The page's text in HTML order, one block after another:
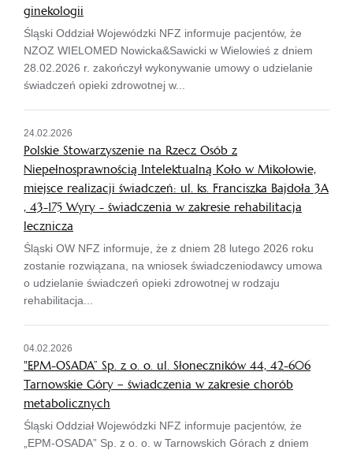
ginekologii
Śląski Oddział Wojewódzki NFZ informuje pacjentów, że
NZOZ WIELOMED Nowicka&Sawicki w Wielowieś z dniem
28.02.2026 r. zakończył wykonywanie umowy o udzielanie
świadczeń opieki zdrowotnej w...
24.02.2026
Polskie Stowarzyszenie na Rzecz Osób z
Niepełnosprawnością Intelektualną Koło w Mikołowie,
miejsce realizacji świadczeń: ul. ks. Franciszka Bajdoła 3A
, 43-175 Wyry - świadczenia w zakresie rehabilitacja
lecznicza
Śląski OW NFZ informuje, że z dniem 28 lutego 2026 roku
zostanie rozwiązana, na wniosek świadczeniodawcy umowa
o udzielanie świadczeń opieki zdrowotnej w rodzaju
rehabilitacja...
04.02.2026
"EPM-OSADA” Sp. z o. o. ul. Słoneczników 44, 42-606
Tarnowskie Góry – świadczenia w zakresie chorób
metabolicznych
Śląski Oddział Wojewódzki NFZ informuje pacjentów, że
„EPM-OSADA” Sp. z o. o. w Tarnowskich Górach z dniem